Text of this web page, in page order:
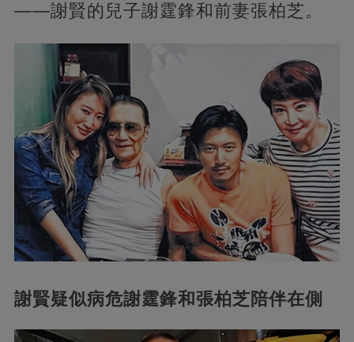
——謝賢的兒子謝霆鋒和前妻張柏芝。
謝賢疑似病危謝霆鋒和張柏芝陪伴在側